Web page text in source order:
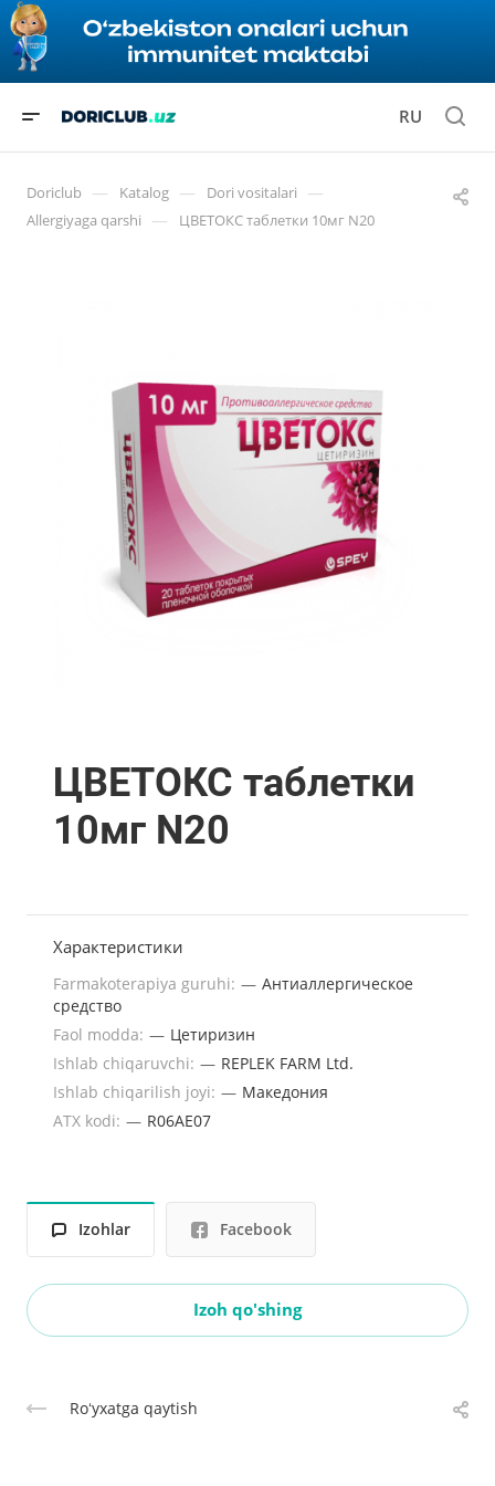
RU
Doriclub — Katalog — Dori vositalari —
Allergiyaga qarshi — ЦВЕТОКС таблетки 10мг N20
ЦВЕТОКС таблетки
10мг N20
Характеристики
Farmakoterapiya guruhi: — Антиаллергическое
средство
Faol modda: — Цетиризин
Ishlab chiqaruvchi: — REPLEK FARM Ltd.
Ishlab chiqarilish joyi: — Македония
ATX kodi: — R06AE07
Izohlar Facebook
Izoh qo'shing
Roʻyxatga qaytish